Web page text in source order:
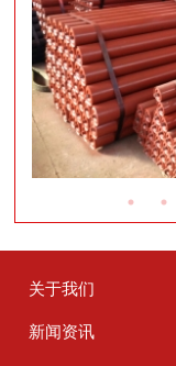
关于我们
新闻资讯